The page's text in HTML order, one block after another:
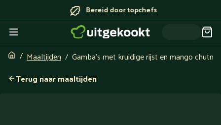
Bereid door topchefs
Maaltijden
Gamba’s met kruidige rijst en mango chutney
Terug naar maaltijden